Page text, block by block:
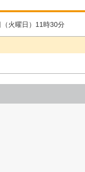
火曜日）11時30分